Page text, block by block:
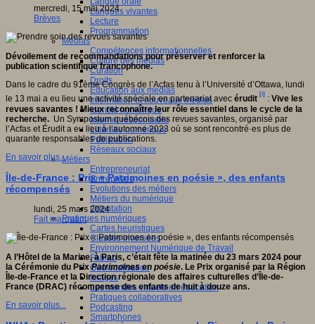
Langues vivantes
Lecture
Programmation
Médias
Compétences informationnelles
Culture des médias
Curation
Droits
Education aux médias
Information et nouveaux médias
Identité numérique
Internet responsable
Littératie numérique
Publication
Réseaux sociaux
Métiers
Entrepreneuriat
Entreprises
Evolutions des métiers
Métiers du numérique
Orientation
Pratiques numériques
Cartes heuristiques
Classes inversées
Environnement Numérique de Travail
Fablab
Géolocalisation
Images
Les mondes virtuels en éducation
Pratiques collaboratives
Podcasting
Smartphones
mercredi, 15 mai 2024
Brèves
Dévoilement de recommandations pour préserver et renforcer la
publication scientifique francophone.
Dans le cadre du 91ème Congrès de l’Acfas tenu à l’Université d’Ottawa, lundi
le 13 mai a eu lieu une activité spéciale en partenariat avec érudit
[i]
: Vive les
revues savantes ! Mieux reconnaître leur rôle essentiel dans le cycle de la
recherche. Un Symposium québécois des revues savantes, organisé par
l’Acfas et Érudit a eu lieu à l’automne 2023 où se sont rencontré·es plus de
quarante responsables de publications.
En savoir plus...
Île-de-France : Prix « Patrimoines en poésie », des enfants
récompensés
lundi, 25 mars 2024
Fait marquant
A l’Hôtel de la Marine, à Paris, c’était fête la matinée du 23 mars 2024 pour
la Cérémonie du PrixPatrimoines en poésie. Le Prix organisé par la Région
Île-de-France et la Direction régionale des affaires culturelles d’Île-de-
France (DRAC) récompense des enfants de huit à douze ans.
En savoir plus...